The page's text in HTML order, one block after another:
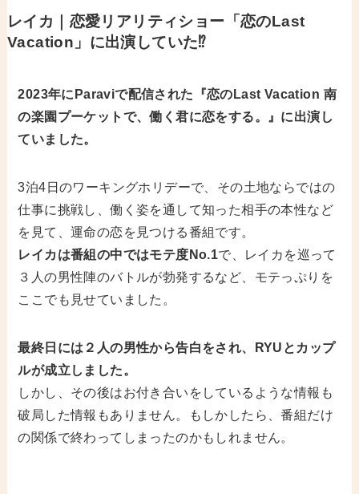
レイカ｜恋愛リアリティショー「恋のLast
Vacation」に出演していた⁉︎
2023年にParaviで配信された『恋のLast Vacation 南
の楽園プーケットで、働く君に恋をする。』に出演し
ていました。
3泊4日のワーキングホリデーで、その土地ならではの
仕事に挑戦し、働く姿を通して知った相手の本性など
を見て、運命の恋を見つける番組です。
レイカは番組の中ではモテ度No.1で、レイカを巡って
３人の男性陣のバトルが勃発するなど、モテっぷりを
ここでも見せていました。
最終日には２人の男性から告白をされ、RYUとカップ
ルが成立しました。
しかし、その後はお付き合いをしているような情報も
破局した情報もありません。もしかしたら、番組だけ
の関係で終わってしまったのかもしれません。